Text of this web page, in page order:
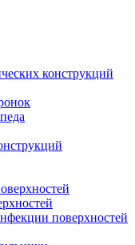
конструкций
поверхностей